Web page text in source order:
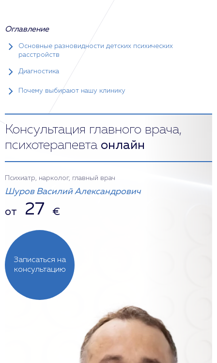
Оглавление
Основные разновидности детских психических
расстройств
Диагностика
Почему выбирают нашу клинику
Консультация главного врача,
психотерапевта онлайн
Записаться на
консультацию
Психиатр, нарколог, главный врач
Шуров Василий Александрович
от 27 €